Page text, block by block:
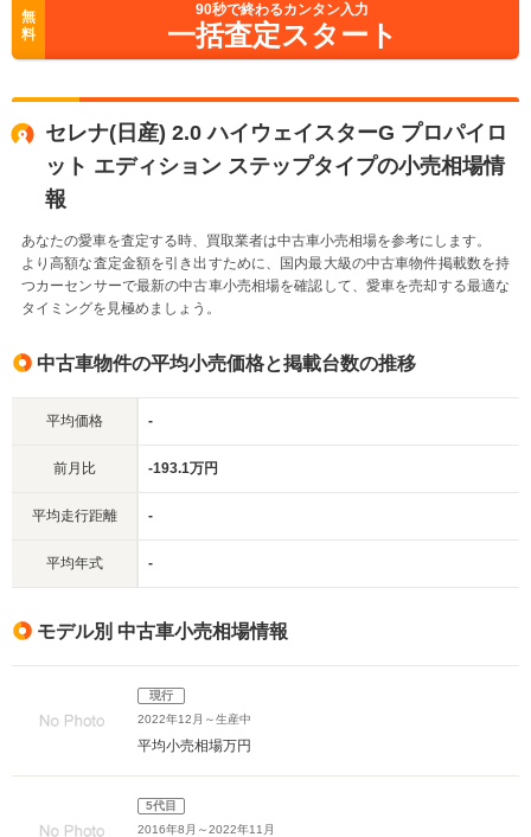
無
料
90秒で終わるカンタン入力
一括査定スタート
セレナ(日産) 2.0 ハイウェイスターG プロパイロ
ット エディション ステップタイプの小売相場情
報
あなたの愛車を査定する時、買取業者は中古車小売相場を参考にします。
より高額な査定金額を引き出すために、国内最大級の中古車物件掲載数を持
つカーセンサーで最新の中古車小売相場を確認して、愛車を売却する最適な
タイミングを見極めましょう。
中古車物件の平均小売価格と掲載台数の推移
平均価格 -
前月比 -193.1万円
平均走行距離 -
平均年式 -
モデル別 中古車小売相場情報
現行
2022年12月～生産中
平均小売相場万円
5代目
2016年8月～2022年11月